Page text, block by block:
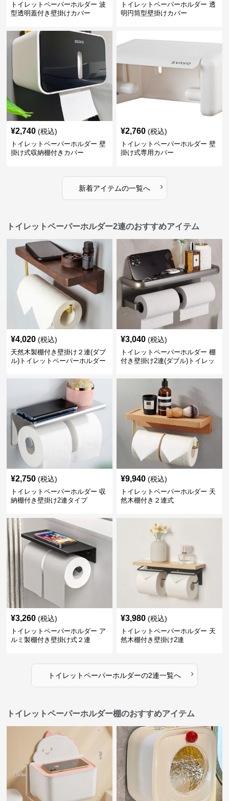
トイレットペーパーホルダー 波
型透明蓋付き壁掛けカバー
トイレットペーパーホルダー 透
明円筒型壁掛けカバー
¥2,740 (税込)
トイレットペーパーホルダー 壁
掛け式収納棚付きカバー
¥2,760 (税込)
トイレットペーパーホルダー 壁
掛け式専用カバー
新着アイテムの一覧へ ›
トイレットペーパーホルダー2連のおすすめアイテム
¥4,020 (税込)
天然木製棚付き壁掛け２連(ダブ
ル)トイレットペーパーホルダー
¥3,040 (税込)
トイレットペーパーホルダー 棚
付き壁掛け2連(ダブル)トイレッ
¥2,750 (税込)
トイレットペーパーホルダー 収
納棚付き壁掛け2連タイプ
¥9,940 (税込)
トイレットペーパーホルダー 天
然木棚付き２連式
¥3,260 (税込)
トイレットペーパーホルダー ア
ルミ製棚付き壁掛け式２連
¥3,980 (税込)
トイレットペーパーホルダー 天
然木棚付き壁掛け2連
トイレットペーパーホルダーの2連一覧へ ›
トイレットペーパーホルダー棚のおすすめアイテム